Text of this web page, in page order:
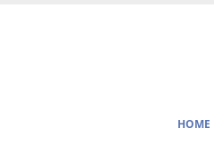
HOME